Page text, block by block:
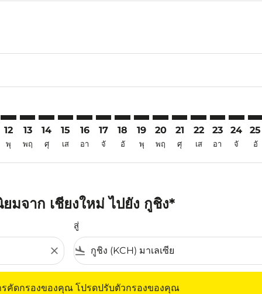
12
พุ
13
พฤ
14
ศุ
15
เส
16
อา
17
จั
18
อั
19
พุ
CNX–KCH: cmp-view-
20
พฤ
CNX–KCH: cmp-
21
ศุ
CNX–KCH:
22
เส
23
อา
24
จั
25
อั
มจาก เชียงใหม่ ไปยัง กูชิง*
close
สู่
flight_land
คัดกรองของคุณ โปรดปรับตัวกรองของคุณ